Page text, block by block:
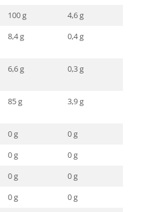
100 g
4,6 g
8,4 g 0,4 g
6,6 g 0,3 g
85 g 3,9 g
0 g
0 g
0 g
0 g
0 g
0 g
0 g
0 g